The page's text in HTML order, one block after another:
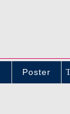
Poster